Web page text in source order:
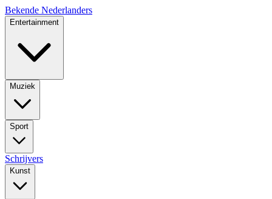
Bekende Nederlanders
Entertainment
Muziek
Sport
Schrijvers
Kunst